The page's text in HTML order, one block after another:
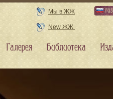
Мы в ЖЖ
New ЖЖ
rus
Галерея Библиотека